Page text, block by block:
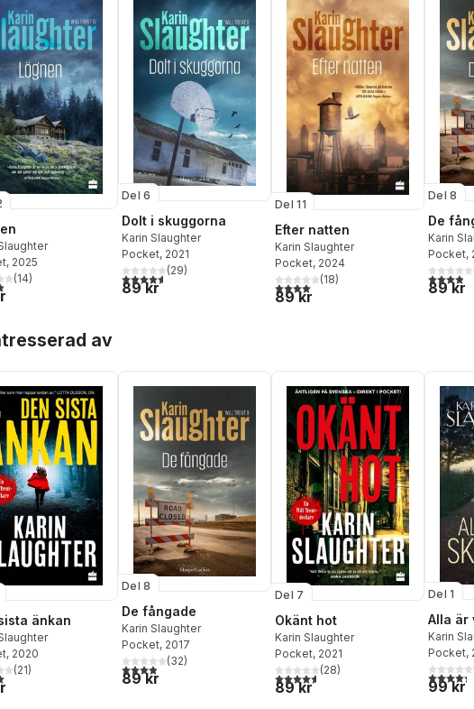
, 2025
5 stjärnor. Totalt antal röster:
(14)
Del 6
Dolt i skuggorna
Karin Slaughter
Pocket, 2021
4,6utav 5 stjärnor. Totalt antal röster:
(29)
89 kr
Del 11
Efter natten
Karin Slaughter
Pocket, 2024
4,0utav 5 stjärnor. Totalt antal röster:
(18)
89 kr
Del 8
De
Karin
Pocket,
3,9utav
89 kr
av
änkan
, 2020
5 stjärnor. Totalt antal röster:
(21)
Del 8
De fångade
Karin Slaughter
Pocket, 2017
3,9utav 5 stjärnor. Totalt antal röster:
(32)
89 kr
Del 7
Okänt hot
Karin Slaughter
Pocket, 2021
4,6utav 5 stjärnor. Totalt antal röster:
(28)
89 kr
Del 1
Alla är
Karin
Pocket,
4,3utav
99 kr